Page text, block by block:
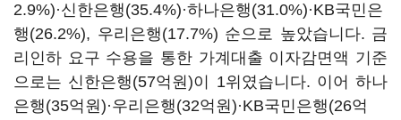
2.9%)·신한은행(35.4%)·하나은행(31.0%)·KB국민은
행(26.2%), 우리은행(17.7%) 순으로 높았습니다. 금
리인하 요구 수용을 통한 가계대출 이자감면액 기준
으로는 신한은행(57억원)이 1위였습니다. 이어 하나
은행(35억원)·우리은행(32억원)·KB국민은행(26억